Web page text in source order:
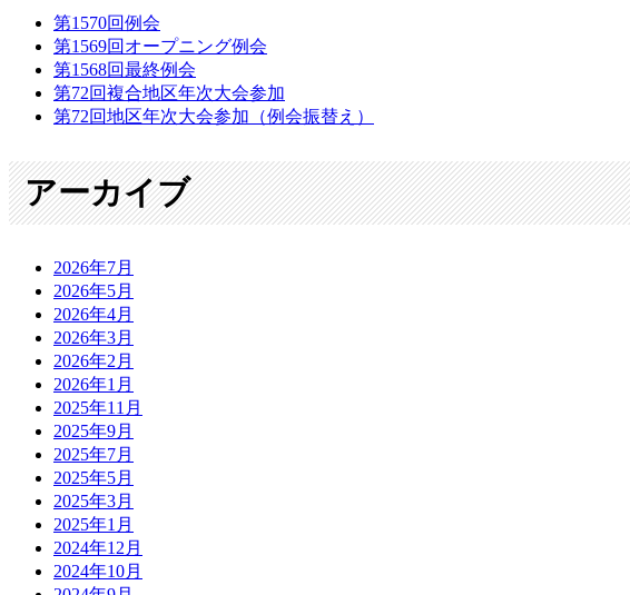
第1570回例会
第1569回オープニング例会
第1568回最終例会
第72回複合地区年次大会参加
第72回地区年次大会参加（例会振替え）
アーカイブ
2026年7月
2026年5月
2026年4月
2026年3月
2026年2月
2026年1月
2025年11月
2025年9月
2025年7月
2025年5月
2025年3月
2025年1月
2024年12月
2024年10月